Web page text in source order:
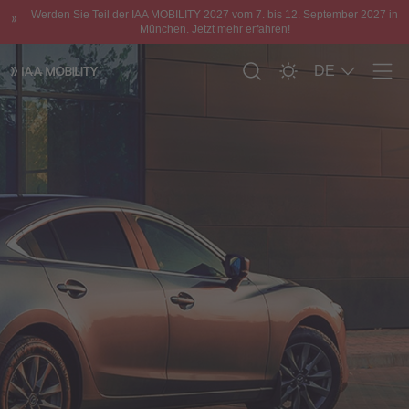
Werden Sie Teil der IAA MOBILITY 2027 vom 7. bis 12. September 2027 in
München. Jetzt mehr erfahren!
DE